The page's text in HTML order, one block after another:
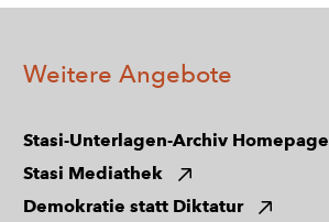
Weitere Angebote
Stasi-Unterlagen-Archiv Homepage
Stasi Mediathek
Demokratie statt Diktatur